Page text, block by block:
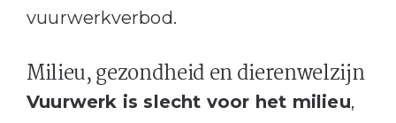
vuurwerkverbod.
Milieu, gezondheid en dierenwelzijn
Vuurwerk is slecht voor het milieu,